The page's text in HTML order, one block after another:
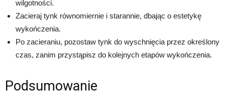
wilgotności.
Zacieraj tynk równomiernie i starannie, dbając o estetykę
wykończenia.
Po zacieraniu, pozostaw tynk do wyschnięcia przez określony
czas, zanim przystąpisz do kolejnych etapów wykończenia.
Podsumowanie